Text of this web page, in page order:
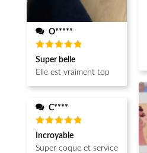
O*****
Note 5
sur 5
Super belle
Elle est vraiment top
C****
Note5
sur 5
Incroyable
Super coque et service